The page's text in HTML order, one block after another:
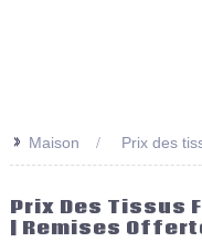
>> Maison Prix ​​des
Prix ​​des Tissus
| Remises